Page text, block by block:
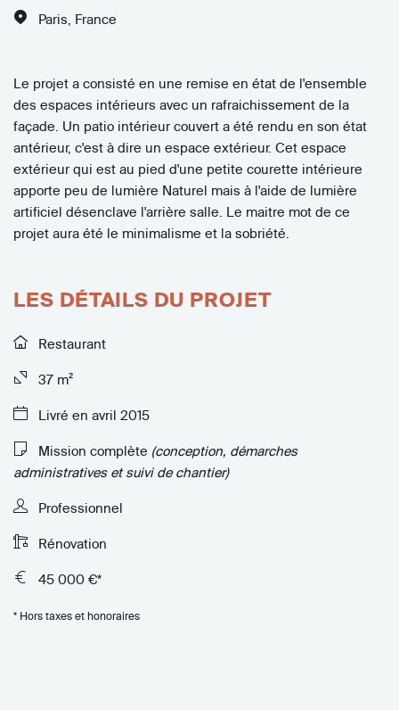
Paris France
Le projet a consisté en une remise en état de l'ensemble
des espaces intérieurs avec un rafraichissement de la
façade. Un patio intérieur couvert a été rendu en son état
antérieur, c'est à dire un espace extérieur. Cet espace
extérieur qui est au pied d'une petite courette intérieure
apporte peu de lumière Naturel mais à l'aide de lumière
artificiel désenclave l'arrière salle. Le maitre mot de ce
projet aura été le minimalisme et la sobriété.
LES DÉTAILS DU PROJET
Restaurant
37 m²
Livré en avril 2015
Mission complète (conception, démarches
administratives et suivi de chantier)
Professionnel
Rénovation
45 000 €*
* Hors taxes et honoraires